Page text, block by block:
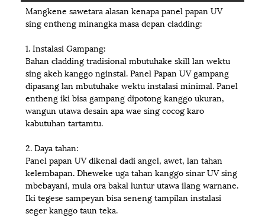
Mangkene sawetara alasan kenapa panel papan UV
sing entheng minangka masa depan cladding:
1. Instalasi Gampang:
Bahan cladding tradisional mbutuhake skill lan wektu
sing akeh kanggo nginstal. Panel Papan UV gampang
dipasang lan mbutuhake wektu instalasi minimal. Panel
entheng iki bisa gampang dipotong kanggo ukuran,
wangun utawa desain apa wae sing cocog karo
kabutuhan tartamtu.
2. Daya tahan:
Panel papan UV dikenal dadi angel, awet, lan tahan
kelembapan. Dheweke uga tahan kanggo sinar UV sing
mbebayani, mula ora bakal luntur utawa ilang warnane.
Iki tegese sampeyan bisa seneng tampilan instalasi
seger kanggo taun teka.